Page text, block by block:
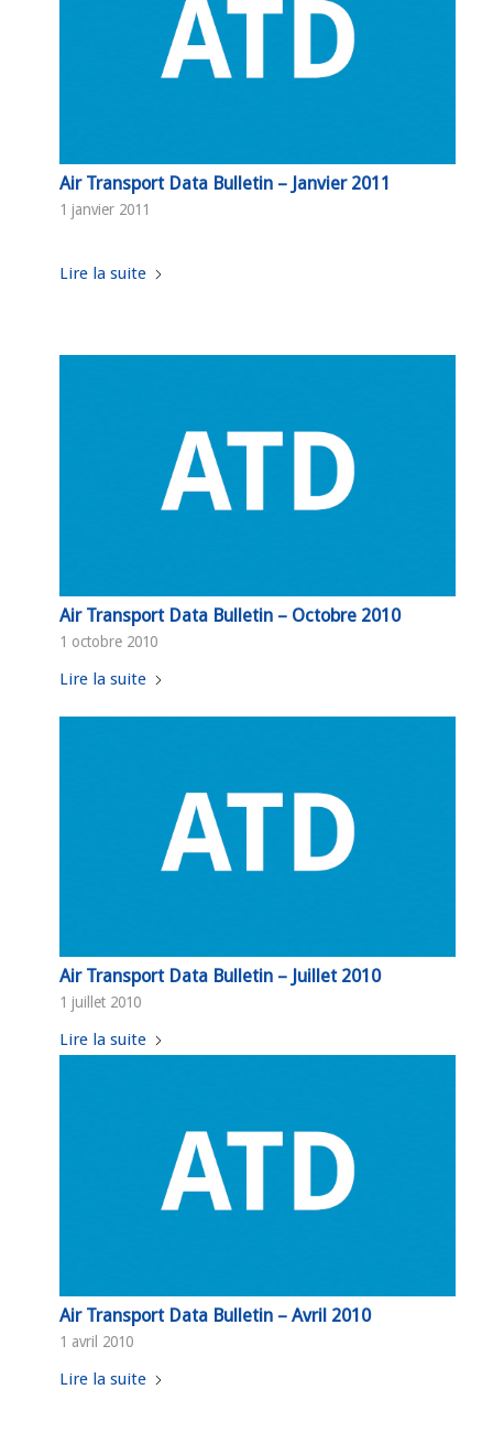
Air Transport Data Bulletin – Janvier 2011
1 janvier 2011
Lire la suite
Air Transport Data Bulletin – Octobre 2010
1 octobre 2010
Lire la suite
Air Transport Data Bulletin – Juillet 2010
1 juillet 2010
Lire la suite
Air Transport Data Bulletin – Avril 2010
1 avril 2010
Lire la suite